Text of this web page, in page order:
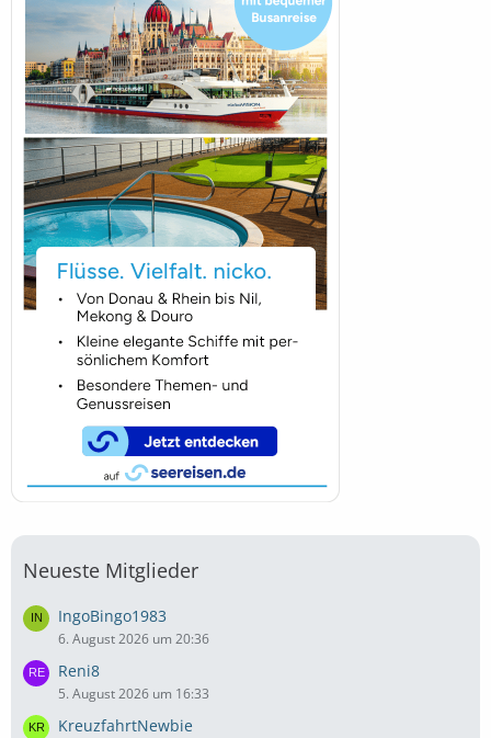
Neueste Mitglieder
IngoBingo1983
6. August 2026 um 20:36
Reni8
5. August 2026 um 16:33
KreuzfahrtNewbie